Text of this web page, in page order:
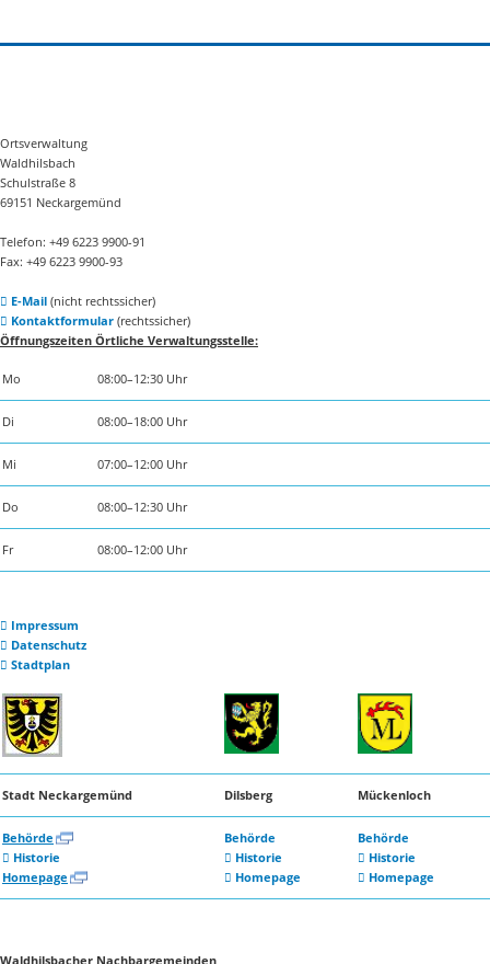
Ortsverwaltung
Waldhilsbach
Schulstraße 8
69151 Neckargemünd
Telefon: +49 6223 9900-91
Fax: +49 6223 9900-93
E-Mail(nicht rechtssicher)
Kontaktformular(rechtssicher)
Öffnungszeiten Örtliche Verwaltungsstelle:
Mo 08:00–12:30 Uhr
Di 08:00–18:00 Uhr
Mi 07:00–12:00 Uhr
Do 08:00–12:30 Uhr
Fr 08:00–12:00 Uhr
Impressum
Datenschutz
Stadtplan
Stadt Neckargemünd Dilsberg Mückenloch
Behörde
Historie
Homepage
Behörde
Historie
Homepage
Behörde
Historie
Homepage
Waldhilsbacher Nachbargemeinden